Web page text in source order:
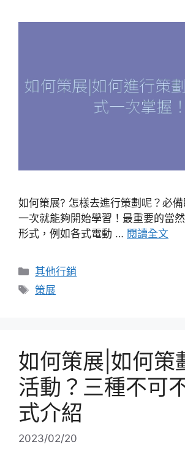
如何策展? 怎樣去進行策劃呢？必
一次就能夠開始學習！最重要的當
形式，例如各式電動 … 閱讀全文
分
類
其他行銷
標
策展
如何策展|如何策
活動？三種不可
式介紹
2023/02/20